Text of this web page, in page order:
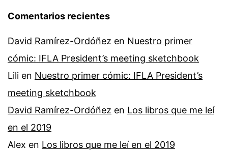
Comentarios recientes
David Ramírez-Ordóñez en Nuestro primer
cómic: IFLA President’s meeting sketchbook
Lili en Nuestro primer cómic: IFLA President’s
meeting sketchbook
David Ramírez-Ordóñez en Los libros que me leí
en el 2019
Alex en Los libros que me leí en el 2019